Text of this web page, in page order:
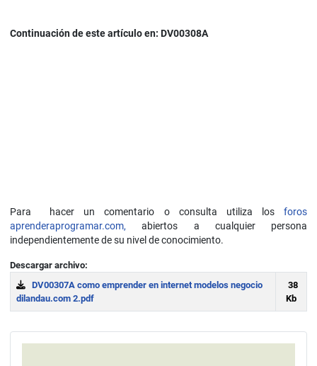
Continuación de este artículo en: DV00308A
Para hacer un comentario o consulta utiliza losforos
aprenderaprogramar.com, abiertos a cualquier persona
independientemente de su nivel de conocimiento.
Descargar archivo:
DV00307A como emprender en internet modelos negocio
dilandau.com 2.pdf
38
Kb